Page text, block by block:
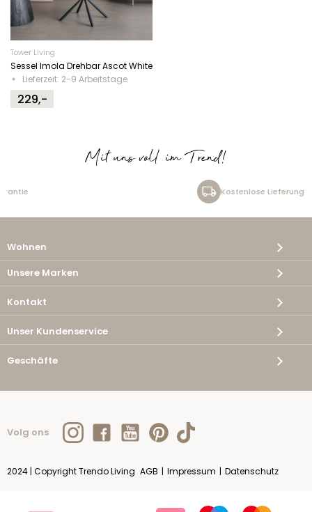
Tower Living
Sessel Imola Drehbar Ascot White
Lieferzeit: 2-9 Arbeitstage
229,-
Mit uns voll im Trend!
Kostenlose Lieferung
Wohnen
Unsere Marken
Kontakt
Unser Kundenservice
Geschäfte
Volg ons
2024 | Copyright Trendo Living AGB | Impressum | Datenschutz